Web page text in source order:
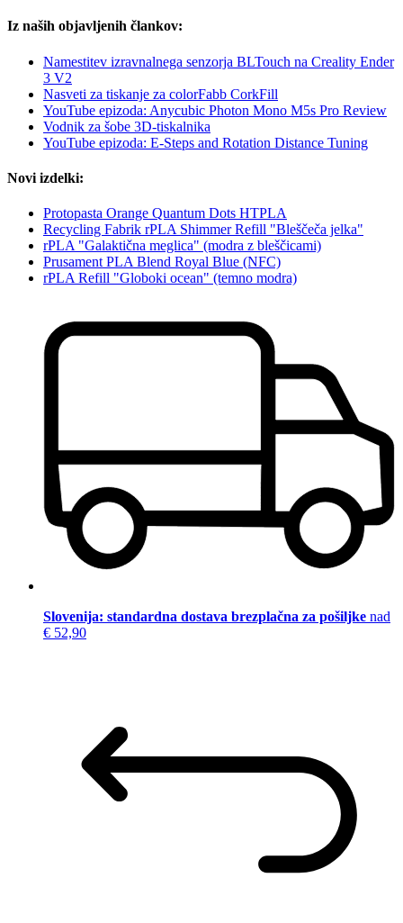
Iz naših objavljenih člankov:
Namestitev izravnalnega senzorja BLTouch na Creality Ender
3 V2
Nasveti za tiskanje za colorFabb CorkFill
YouTube epizoda: Anycubic Photon Mono M5s Pro Review
Vodnik za šobe 3D-tiskalnika
YouTube epizoda: E-Steps and Rotation Distance Tuning
Novi izdelki:
Protopasta Orange Quantum Dots HTPLA
Recycling Fabrik rPLA Shimmer Refill "Bleščeča jelka"
rPLA "Galaktična meglica" (modra z bleščicami)
Prusament PLA Blend Royal Blue (NFC)
rPLA Refill "Globoki ocean" (temno modra)
Slovenija: standardna dostava brezplačna za pošiljke nad
€ 52,90